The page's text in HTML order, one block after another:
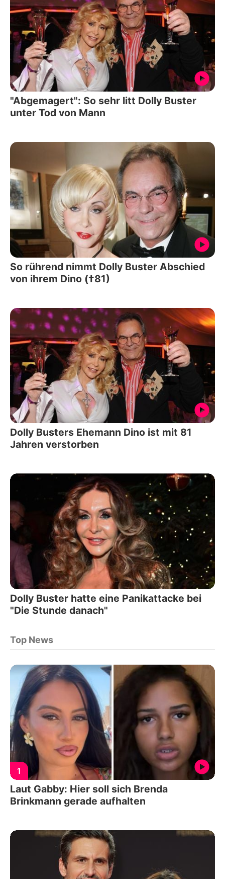
"Abgemagert": So sehr litt Dolly Buster
unter Tod von Mann
So rührend nimmt Dolly Buster Abschied
von ihrem Dino (†81)
Dolly Busters Ehemann Dino ist mit 81
Jahren verstorben
Dolly Buster hatte eine Panikattacke bei
"Die Stunde danach"
Top News
1
Laut Gabby: Hier soll sich Brenda
Brinkmann gerade aufhalten